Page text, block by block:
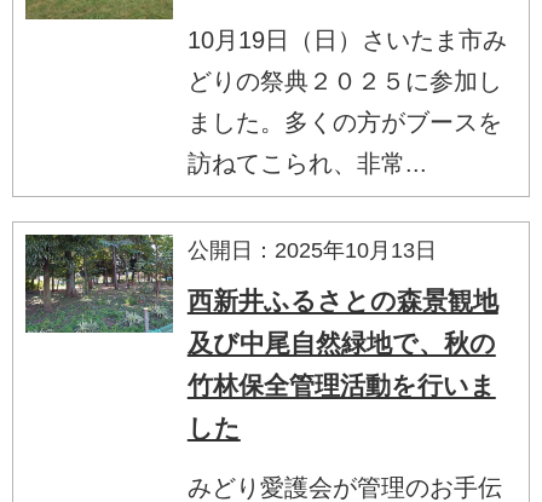
10月19日（日）さいたま市み
どりの祭典２０２５に参加し
ました。多くの方がブースを
訪ねてこられ、非常...
公開日：2025年10月13日
西新井ふるさとの森景観地
及び中尾自然緑地で、秋の
竹林保全管理活動を行いま
した
みどり愛護会が管理のお手伝